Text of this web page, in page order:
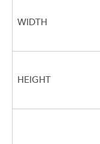
WIDTH
HEIGHT